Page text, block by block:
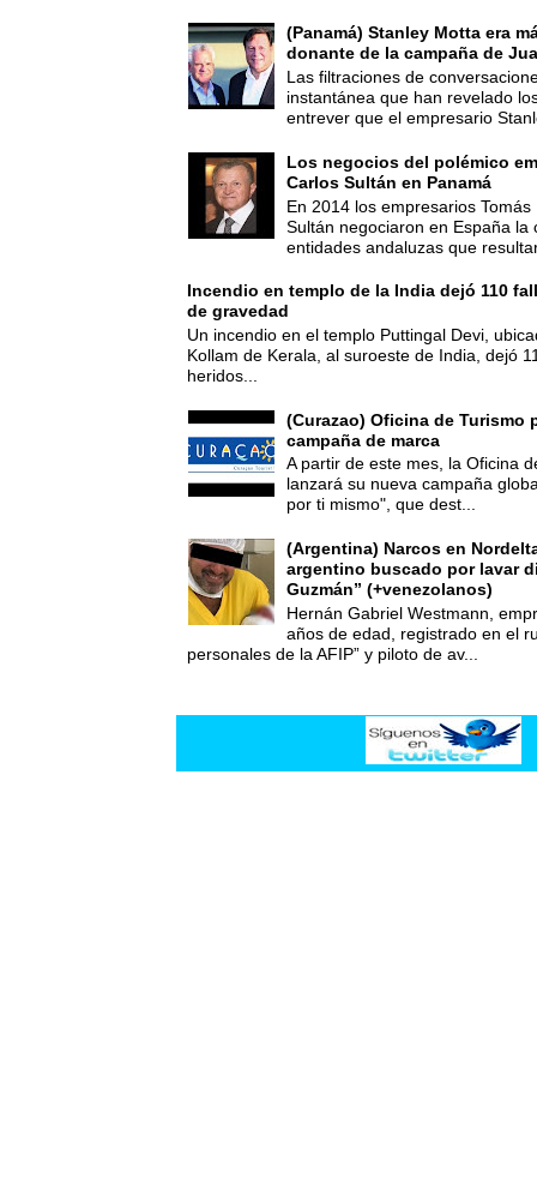
(Panamá) Stanley Motta era
donante de la campaña de
Las filtraciones de
instantánea que han revelado
entrever que el empresario
Los negocios del polémico
Carlos Sultán en Panamá
En 2014 los empresarios
Sultán negociaron en España la
entidades andaluzas que
Incendio en templo de la India dejó 110
de gravedad
Un incendio en el templo Puttingal Devi,
Kollam de Kerala, al suroeste de India, dejó
heridos...
(Curazao) Oficina de Turismo
campaña de marca
A partir de este mes, la Oficina
lanzará su nueva campaña
por ti mismo", que dest...
(Argentina) Narcos en
argentino buscado por lavar
Guzmán” (+venezolanos)
Hernán Gabriel Westmann,
años de edad, registrado en el
personales de la AFIP” y piloto de av...